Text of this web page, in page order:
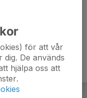
för att vår
De används
hjälpa oss att